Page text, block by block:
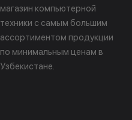
магазин компьютерной
техники с самым большим
ассортиментом продукции
по минимальным ценам в
Узбекистане.